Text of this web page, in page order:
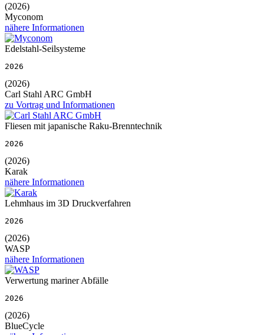
(2026)
Myconom
nähere Informationen
Edelstahl-Seilsysteme
2026
(2026)
Carl Stahl ARC GmbH
zu Vortrag und Informationen
Fliesen mit japanische Raku-Brenntechnik
2026
(2026)
Karak
nähere Informationen
Lehmhaus im 3D Druckverfahren
2026
(2026)
WASP
nähere Informationen
Verwertung mariner Abfälle
2026
(2026)
BlueCycle